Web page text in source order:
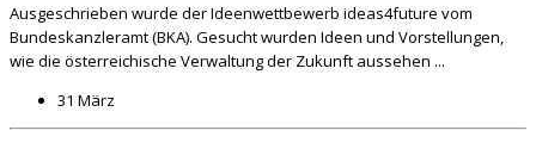
Ausgeschrieben wurde der Ideenwettbewerb ideas4future vom
Bundeskanzleramt (BKA). Gesucht wurden Ideen und Vorstellungen,
wie die österreichische Verwaltung der Zukunft aussehen ...
31 März